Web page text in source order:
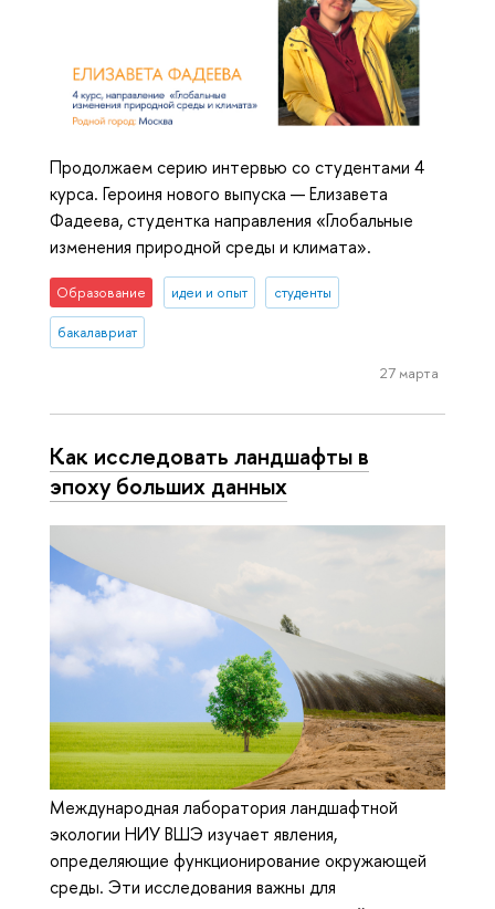
Продолжаем серию интервью со студентами 4
курса. Героиня нового выпуска — Елизавета
Фадеева, студентка направления «Глобальные
изменения природной среды и климата».
Образование идеи и опыт студенты
бакалавриат
27 марта
Как исследовать ландшафты в
эпоху больших данных
Международная лаборатория ландшафтной
экологии НИУ ВШЭ изучает явления,
определяющие функционирование окружающей
среды. Эти исследования важны для